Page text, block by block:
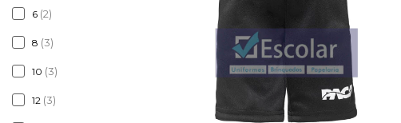
6 (2)
8 (3)
10 (3)
12 (3)